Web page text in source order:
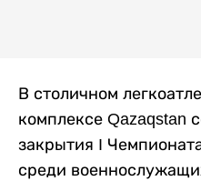
В столичном
комплексе Qazaqstan
закрытия I
среди